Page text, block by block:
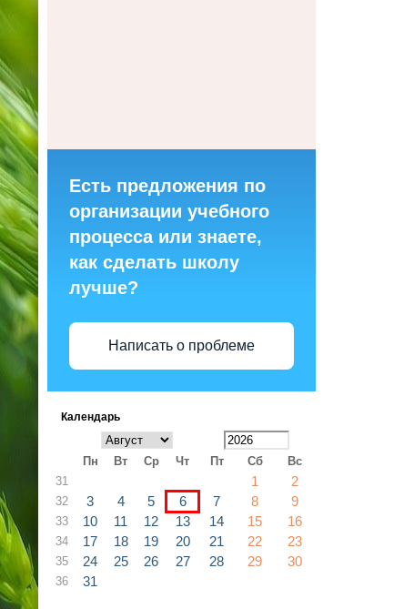
Есть предложения по
организации учебного
процесса или знаете,
как сделать школу
лучше?
Написать о проблеме
Календарь
Пн Вт Ср Чт Пт Сб
Вс
31
1 2
32 3 4 5 6 7 8 9
33 10 11 12 13 14 15 16
34 17 18 19 20 21 22 23
35 24 25 26 27 28 29 30
36 31